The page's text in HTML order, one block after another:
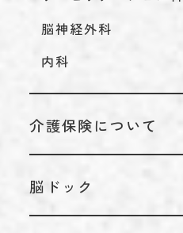
脳神経外科
内科
介護保険について
脳ドック